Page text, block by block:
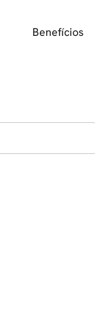
Benefícios